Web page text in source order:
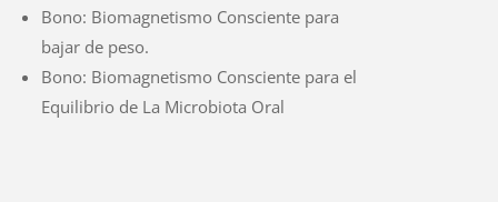
Bono: Biomagnetismo Consciente para
bajar de peso.
Bono: Biomagnetismo Consciente para el
Equilibrio de La Microbiota Oral